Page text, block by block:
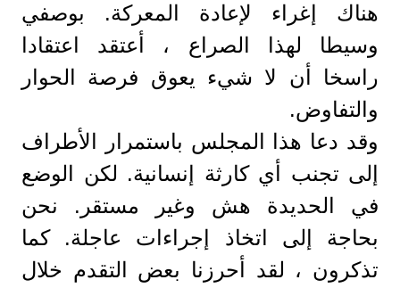
هناك إغراء لإعادة المعركة. بوصفي
وسيطا لهذا الصراع ، أعتقد اعتقادا
راسخا أن لا شيء يعوق فرصة الحوار
والتفاوض.
وقد دعا هذا المجلس باستمرار الأطراف
إلى تجنب أي كارثة إنسانية. لكن الوضع
في الحديدة هش وغير مستقر. نحن
بحاجة إلى اتخاذ إجراءات عاجلة. كما
تذكرون ، لقد أحرزنا بعض التقدم خلال